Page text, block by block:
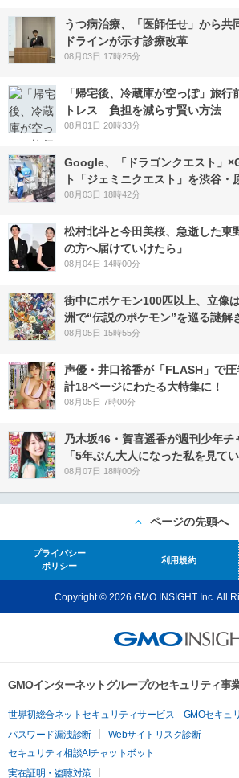
うつ病治療、「医師任せ」から
ドラインが示す診療改革
08月03日 17時25分
「帰宅後、冷蔵庫が空っぽ」旅
トレス 負担を減らす賢い方法
08月01日 20時33分
Google、「ドラゴンクエスト」
ト「ジェミニクエスト」を渋谷・
08月03日 18時42分
松村北斗と今田美桜、急逝した東
の方へ届けていけたら」
08月04日 14時00分
街中にポケモン100匹以上、立像
洲で“伝説のポケモン”を巡る謎解
08月05日 15時55分
声優・井口裕香が「FLASH」で圧
計18ページにわたる大特集に！
08月05日 7時00分
乃木坂46・賀喜遥香が週刊少年チ
「5年ぶん大人になった私を見て
08月07日 18時00分
ページの先頭へ
プライバシー
ポリシー
利用規約
Copyright © 2026 GMO INSIGHT Inc. All
GMOインターネットグループのセキュリティ事
世界初総合ネットセキュリティサービス「GMOセキュ
パスワード漏洩診断
Webサイトリスク診断
セキュリティ相談AIチャットボット
実在証明・盗聴対策